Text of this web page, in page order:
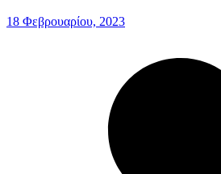
18 Φεβρουαρίου, 2023